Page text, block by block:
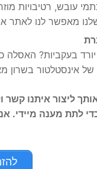
עובש, רטיבויות
מאפשר לנו לאתר
בעקביות?
של אינסטלטור
לתת מענה מיידי.